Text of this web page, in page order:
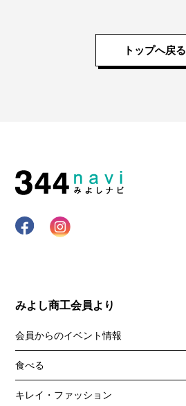
トップへ戻る
みよし商工会員より
会員からのイベント情報
食べる
キレイ・ファッション